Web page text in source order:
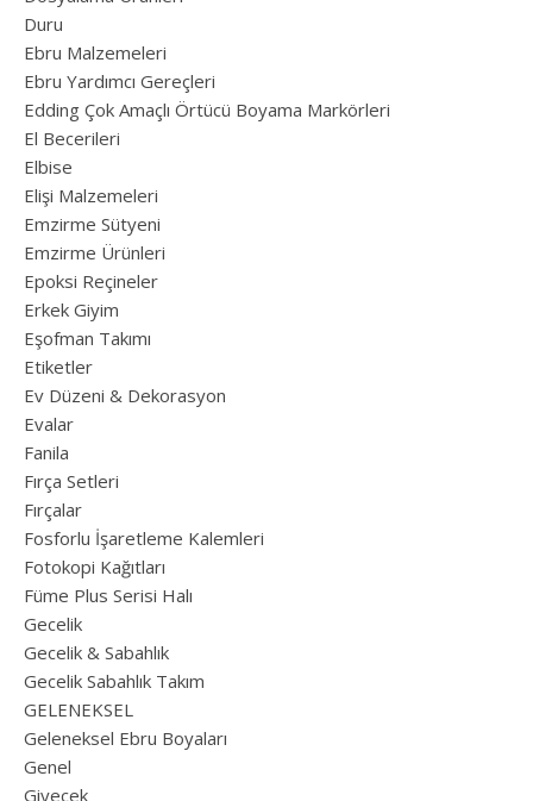
Duru
Ebru Malzemeleri
Ebru Yardımcı Gereçleri
Edding Çok Amaçlı Örtücü Boyama Markörleri
El Becerileri
Elbise
Elişi Malzemeleri
Emzirme Sütyeni
Emzirme Ürünleri
Epoksi Reçineler
Erkek Giyim
Eşofman Takımı
Etiketler
Ev Düzeni & Dekorasyon
Evalar
Fanila
Fırça Setleri
Fırçalar
Fosforlu İşaretleme Kalemleri
Fotokopi Kağıtları
Füme Plus Serisi Halı
Gecelik
Gecelik & Sabahlık
Gecelik Sabahlık Takım
GELENEKSEL
Geleneksel Ebru Boyaları
Genel
Giyecek